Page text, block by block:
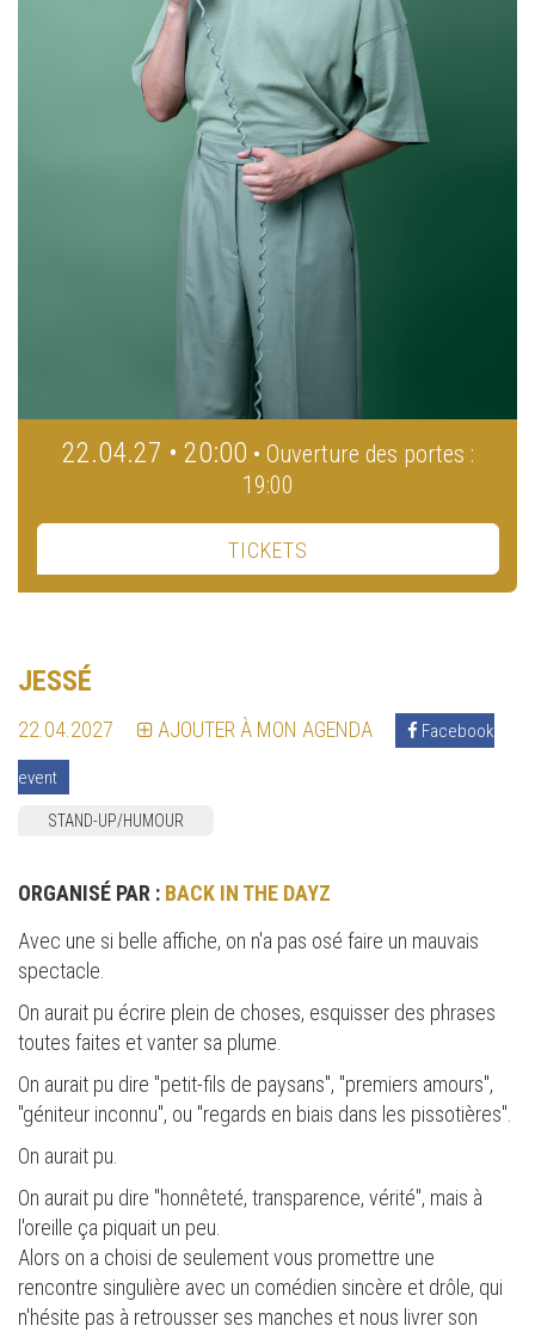
22.04.27 • 20:00 • Ouverture des portes :
19:00
TICKETS
JESSÉ
22.04.2027 AJOUTER À MON AGENDA Facebook
event
STAND-UP/HUMOUR
ORGANISÉ PAR : BACK IN THE DAYZ
Avec une si belle affiche, on n'a pas osé faire un mauvais
spectacle.
On aurait pu écrire plein de choses, esquisser des phrases
toutes faites et vanter sa plume.
On aurait pu dire "petit-fils de paysans", "premiers amours",
"géniteur inconnu", ou "regards en biais dans les pissotières".
On aurait pu.
On aurait pu dire "honnêteté, transparence, vérité", mais à
l'oreille ça piquait un peu.
Alors on a choisi de seulement vous promettre une
rencontre singulière avec un comédien sincère et drôle, qui
n'hésite pas à retrousser ses manches et nous livrer son